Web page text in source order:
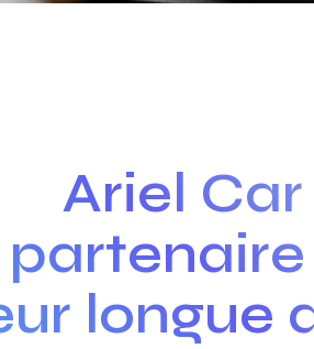
Ariel Car
longue